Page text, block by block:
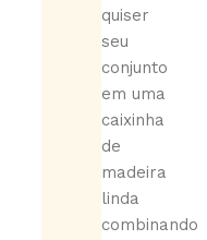
quiser
seu
conjunto
em uma
caixinha
de
madeira
linda
combinando